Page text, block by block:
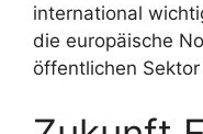
international
die europäische
öffentlichen